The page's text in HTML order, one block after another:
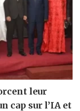
leur
cap sur l’IA et